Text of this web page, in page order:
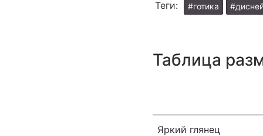
Теги: #готика
Таблица
Яркий глянец